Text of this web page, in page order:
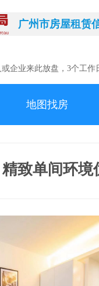
广州市房屋租赁
企业来此放盘，3个工作
地图找房
致单间环境